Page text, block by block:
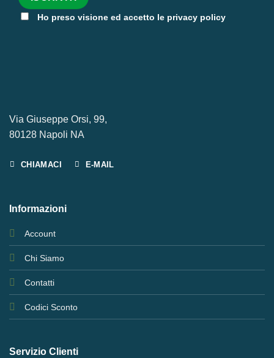
Ho preso visione ed accetto le privacy policy
Via Giuseppe Orsi, 99,
80128 Napoli NA
CHIAMACI E-MAIL
Informazioni
Account
Chi Siamo
Contatti
Codici Sconto
Servizio Clienti